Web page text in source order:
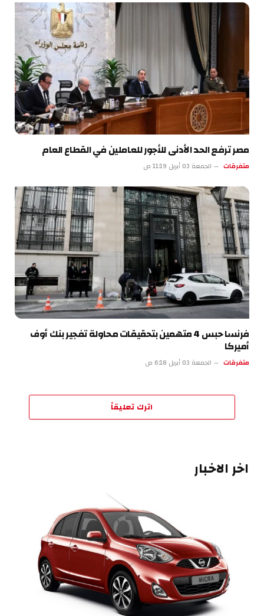
مصر ترفع الحد الأدنى للأجور للعاملين في القطاع العام
متفرقات الجمعة 03 أبريل 11:19 ص
فرنسا حبس 4 متهمين بتحقيقات محاولة تفجير بنك أوف
أميركا
متفرقات الجمعة 03 أبريل 6:18 ص
اترك تعليقاً
اخر الاخبار